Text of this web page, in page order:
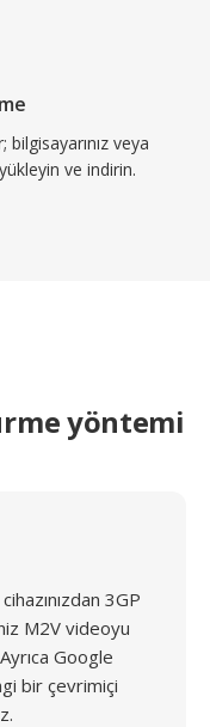
veya
ve indirin.
yöntemi
3GP
M2V videoyu
Google
bir çevrimiçi